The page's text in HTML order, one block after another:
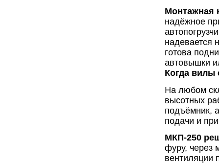
Монтажная
надёжное
надевается
готова
автовышки
Когда вилы
На любом
высотных
подъёмник,
подачи и
МКП-250
фуру, через
вентиляции